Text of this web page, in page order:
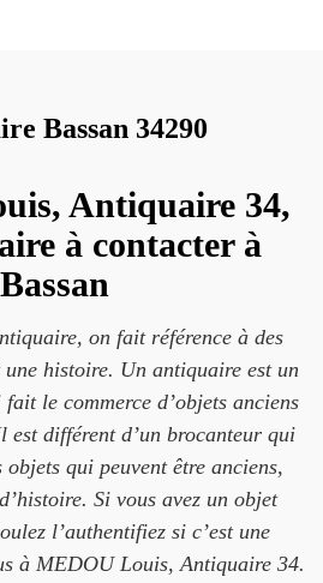
Bassan 34290
Antiquaire 34,
à contacter à
Bassan
on fait référence à des
histoire. Un antiquaire est un
le commerce d’objets anciens
différent d’un brocanteur qui
objets qui peuvent être anciens,
Si vous avez un objet
l’authentifiez si c’est une
à MEDOU Louis, Antiquaire 34.